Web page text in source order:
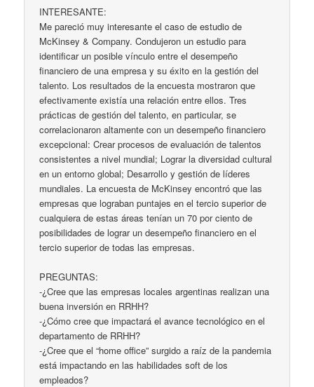
INTERESANTE:
Me pareció muy interesante el caso de estudio de
McKinsey & Company. Condujeron un estudio para
identificar un posible vínculo entre el desempeño
financiero de una empresa y su éxito en la gestión del
talento. Los resultados de la encuesta mostraron que
efectivamente existía una relación entre ellos. Tres
prácticas de gestión del talento, en particular, se
correlacionaron altamente con un desempeño financiero
excepcional: Crear procesos de evaluación de talentos
consistentes a nivel mundial; Lograr la diversidad cultural
en un entorno global; Desarrollo y gestión de líderes
mundiales. La encuesta de McKinsey encontró que las
empresas que lograban puntajes en el tercio superior de
cualquiera de estas áreas tenían un 70 por ciento de
posibilidades de lograr un desempeño financiero en el
tercio superior de todas las empresas.
PREGUNTAS:
-¿Cree que las empresas locales argentinas realizan una
buena inversión en RRHH?
-¿Cómo cree que impactará el avance tecnológico en el
departamento de RRHH?
-¿Cree que el “home office” surgido a raíz de la pandemia
está impactando en las habilidades soft de los
empleados?